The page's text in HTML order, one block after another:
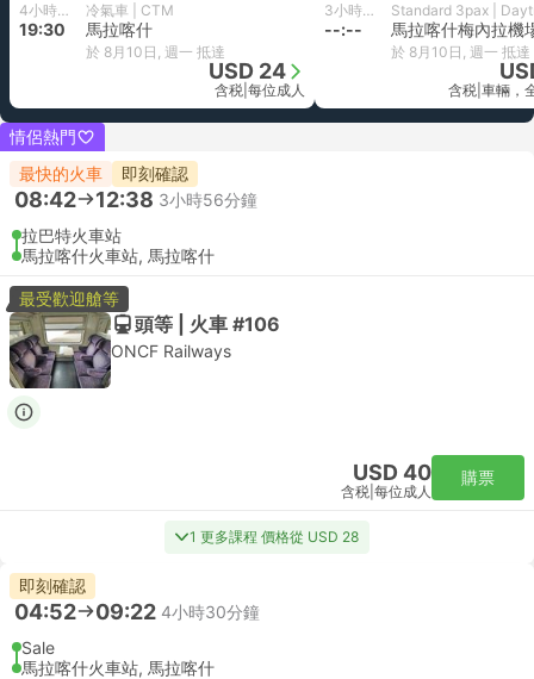
4小時30分鐘 冷氣車 | CTM
19:30 馬拉喀什
於 8月10日, 週一 抵達
USD 24
含税 每位成人
3小時42分鐘
--:-- 馬拉喀什梅內拉機
於 8月10日, 週一 抵達
含税 車輛，
情侶熱門
最快的火車
即刻確認
08:42 12:38 3小時56分鐘
拉巴特火車站
馬拉喀什火車站, 馬拉喀什
最受歡迎艙等
頭等 | 火車 #106
ONCF Railways
USD 40
含税 每位成人
購票
1 更多課程 價格從 USD 28
即刻確認
04:52 09:22 4小時30分鐘
Sale
馬拉喀什火車站, 馬拉喀什